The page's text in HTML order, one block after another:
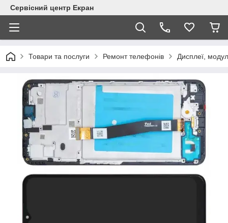
Сервісний центр Екран
Товари та послуги Ремонт телефонів Дисплеї,